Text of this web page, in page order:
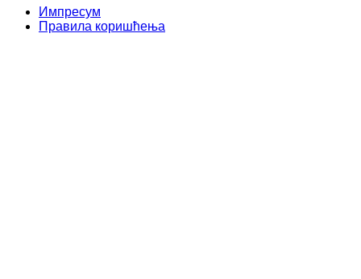
Импресум
Правила коришћења